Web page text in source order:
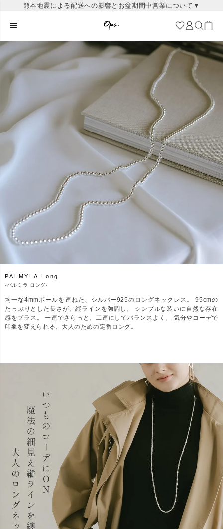
熊本地震による配送への影響とお盆期間中営業について▼
PALMYLA Long
-パルミラ ロング-
均一な4mmボールを連ねた、シルバー925のロングネックレス。 95cmの
たっぷりとした長さが、縦ラインを強調し、 シンプルな装いに自然な存在
感をプラス。 一連でさらっと、二連にしてバランスよく。 気分やコーデで
印象を変えられる、大人のための定番ロング。